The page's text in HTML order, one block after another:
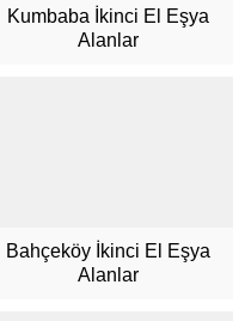
Kumbaba İkinci El Eşya
Alanlar
Bahçeköy İkinci El Eşya
Alanlar